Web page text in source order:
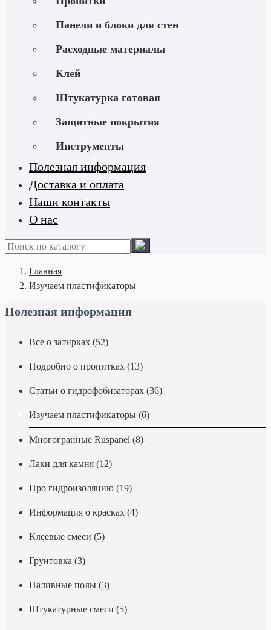
Панели и блоки для стен
Расходные материалы
Клей
Штукатурка готовая
Защитные покрытия
Инструменты
Полезная информация
Доставка и оплата
Наши контакты
О нас
Главная
Изучаем пластификаторы
Полезная информация
Все о затирках (52)
Подробно о пропитках (13)
Статьи о гидрофобизаторах (36)
Изучаем пластификаторы (6)
Многогранные Ruspanel (8)
Лаки для камня (12)
Про гидроизоляцию (19)
Информация о красках (4)
Клеевые смеси (5)
Грунтовка (3)
Наливные полы (3)
Штукатурные смеси (5)